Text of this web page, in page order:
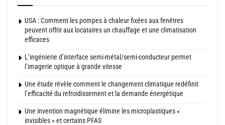
USA : Comment les pompes à chaleur fixées aux fenêtres
peuvent offrir aux locataires un chauffage et une climatisation
efficaces
L’ingénierie d’interface semi-métal/semi-conducteur permet
l’imagerie optique à grande vitesse
Une étude révèle comment le changement climatique redéfinit
l’efficacité du refroidissement et la demande énergétique
Une invention magnétique élimine les microplastiques «
invisibles » et certains PFAS